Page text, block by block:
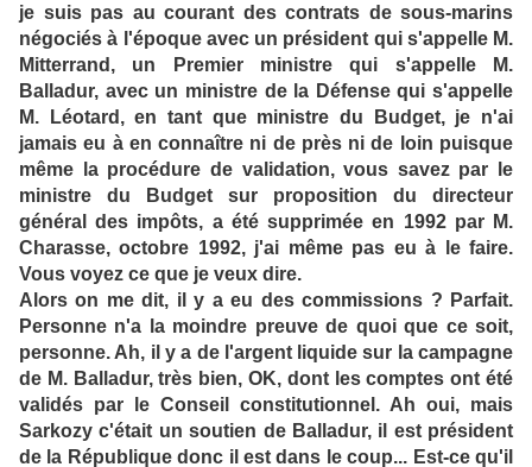
je suis pas au courant des contrats de sous-marins
négociés à l'époque avec un président qui s'appelle M.
Mitterrand, un Premier ministre qui s'appelle M.
Balladur, avec un ministre de la Défense qui s'appelle
M. Léotard, en tant que ministre du Budget, je n'ai
jamais eu à en connaître ni de près ni de loin puisque
même la procédure de validation, vous savez par le
ministre du Budget sur proposition du directeur
général des impôts, a été supprimée en 1992 par M.
Charasse, octobre 1992, j'ai même pas eu à le faire.
Vous voyez ce que je veux dire.
Alors on me dit, il y a eu des commissions ? Parfait.
Personne n'a la moindre preuve de quoi que ce soit,
personne. Ah, il y a de l'argent liquide sur la campagne
de M. Balladur, très bien, OK, dont les comptes ont été
validés par le Conseil constitutionnel. Ah oui, mais
Sarkozy c'était un soutien de Balladur, il est président
de la République donc il est dans le coup... Est-ce qu'il